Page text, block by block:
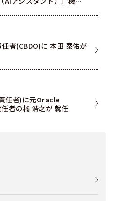
者(CBDO)に 本田 泰佑が
任者)に元Oracle
者の橘 浩之が 就任